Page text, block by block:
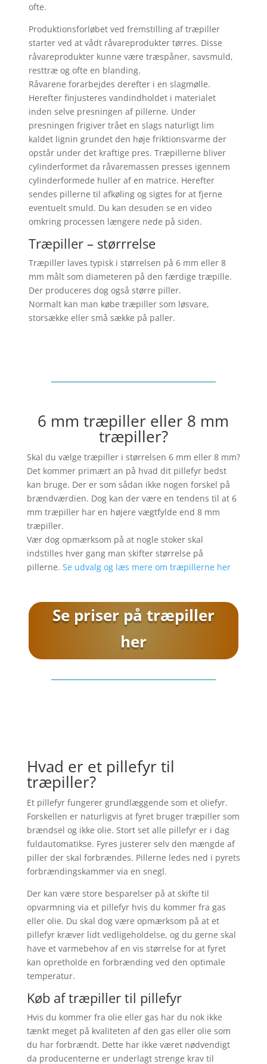
ofte.
Produktionsforløbet ved fremstilling af træpiller
starter ved at vådt råvareprodukter tørres. Disse
råvareprodukter kunne være træspåner, savsmuld,
resttræ og ofte en blanding.
Råvarene forarbejdes derefter i en slagmølle.
Herefter finjusteres vandindholdet i materialet
inden selve presningen af pillerne. Under
presningen frigiver trået en slags naturligt lim
kaldet lignin grundet den høje friktionsvarme der
opstår under det kraftige pres. Træpillerne bliver
cylinderformet da råvaremassen presses igennem
cylinderformede huller af en matrice. Herefter
sendes pillerne til afkøling og sigtes for at fjerne
eventuelt smuld. Du kan desuden se en video
omkring processen længere nede på siden.
Træpiller – størrrelse
Træpiller laves typisk i størrelsen på 6 mm eller 8
mm målt som diameteren på den færdige træpille.
Der produceres dog også større piller.
Normalt kan man købe træpiller som løsvare,
storsække eller små sække på paller.
6 mm træpiller eller 8 mm
træpiller?
Skal du vælge træpiller i størrelsen 6 mm eller 8 mm?
Det kommer primært an på hvad dit pillefyr bedst
kan bruge. Der er som sådan ikke nogen forskel på
brændværdien. Dog kan der være en tendens til at 6
mm træpiller har en højere vægtfylde end 8 mm
træpiller.
Vær dog opmærksom på at nogle stoker skal
indstilles hver gang man skifter størrelse på
pillerne. Se udvalg og læs mere om træpillerne her
Se priser på træpiller
her
Hvad er et pillefyr til
træpiller?
Et pillefyr fungerer grundlæggende som et oliefyr.
Forskellen er naturligvis at fyret bruger træpiller som
brændsel og ikke olie. Stort set alle pillefyr er i dag
fuldautomatikse. Fyres justerer selv den mængde af
piller der skal forbrændes. Pillerne ledes ned i pyrets
forbrændingskammer via en snegl.
Der kan være store besparelser på at skifte til
opvarmning via et pillefyr hvis du kommer fra gas
eller olie. Du skal dog være opmærksom på at et
pillefyr kræver lidt vedligeholdelse, og du gerne skal
have et varmebehov af en vis størrelse for at fyret
kan opretholde en forbrænding ved den optimale
temperatur.
Køb af træpiller til pillefyr
Hvis du kommer fra olie eller gas har du nok ikke
tænkt meget på kvaliteten af den gas eller olie som
du har forbrændt. Dette har ikke været nødvendigt
da producenterne er underlagt strenge krav til